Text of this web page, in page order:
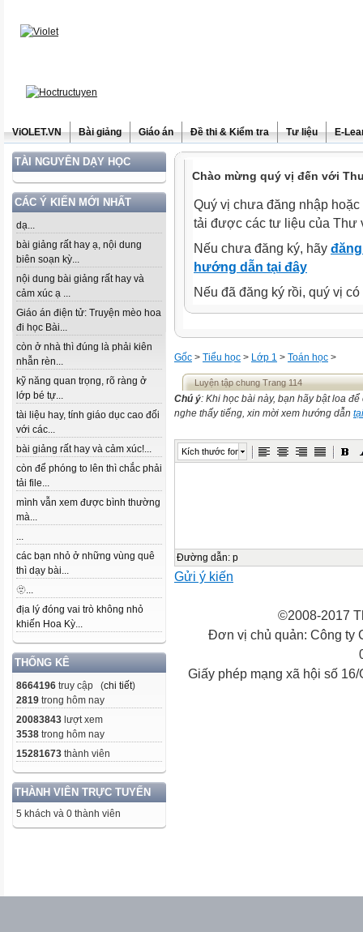
ViOLET.VN Bài giảng Giáo án Đề thi & Kiểm tra Tư liệu E-
TÀI NGUYÊN DẠY HỌC
CÁC Ý KIẾN MỚI NHẤT
dạ...
bài giảng rất hay ạ, nội dung
biên soạn kỳ...
nội dung bài giảng rất hay và
cảm xúc ạ ...
Giáo án điện tử: Truyện mèo hoa
đi học Bài...
còn ở nhà thì đúng là phải kiên
nhẫn rèn...
kỹ năng quan trọng, rõ ràng ở
lớp bé tự...
tài liệu hay, tính giáo dục cao đối
với các...
bài giảng rất hay và cảm xúc!...
còn để phóng to lên thì chắc phải
tải file...
mình vẫn xem được bình thường
mà...
...
các bạn nhỏ ở những vùng quê
thì dạy bài...
🫥...
địa lý đóng vai trò không nhỏ
khiến Hoa Kỳ...
THỐNG KÊ
8664196 truy cập (chi tiết)
2819 trong hôm nay
20083843 lượt xem
3538 trong hôm nay
15281673 thành viên
THÀNH VIÊN TRỰC TUYẾN
5 khách và 0 thành viên
Chào mừng quý vị đến với
Quý vị chưa đăng nhập
tải được các tư liệu của Thư
Nếu chưa đăng ký, hãy
hướng dẫn tại đây
Nếu đã đăng ký rồi, quý vị
Gốc > Tiểu học > Lớp 1 > Toán học >
Luyện tập chung Trang 114
Chú ý: Khi học bài này, bạn hãy bật loa
nghe thấy tiếng, xin mời xem hướng dẫn
Kích thước font
Đường dẫn: p
Gửi ý kiến
©2008-2017
Đơn vị chủ quản: Công ty
Giấy phép mạng xã hội số